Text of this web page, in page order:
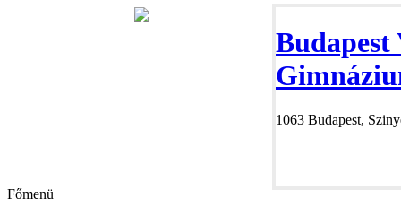
1063 Budapest,
Főmenü